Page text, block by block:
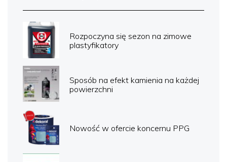
Rozpoczyna się sezon na zimowe
plastyfikatory
Sposób na efekt kamienia na każdej
powierzchni
Nowość w ofercie koncernu PPG